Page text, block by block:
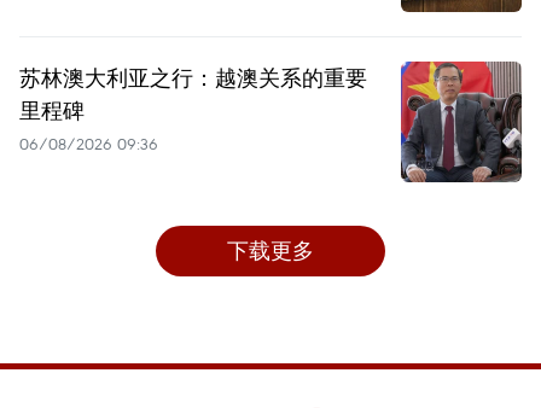
苏林澳大利亚之行：越澳关系的重要
里程碑
06/08/2026 09:36
下载更多